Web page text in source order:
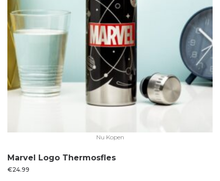
Nu Kopen
Marvel Logo Thermosfles
€24.99